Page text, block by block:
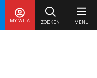
MY WILA ZOEKEN MENU